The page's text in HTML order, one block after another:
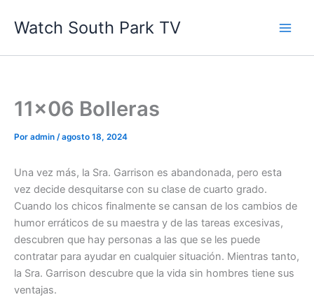
Watch South Park TV
11×06 Bolleras
Por admin /agosto 18, 2024
Una vez más, la Sra. Garrison es abandonada, pero esta
vez decide desquitarse con su clase de cuarto grado.
Cuando los chicos finalmente se cansan de los cambios de
humor erráticos de su maestra y de las tareas excesivas,
descubren que hay personas a las que se les puede
contratar para ayudar en cualquier situación. Mientras tanto,
la Sra. Garrison descubre que la vida sin hombres tiene sus
ventajas.